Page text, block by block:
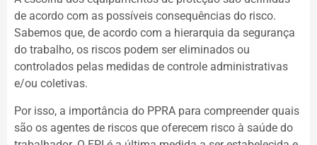
de acordo com as possíveis consequências do risco.
Sabemos que, de acordo com a hierarquia da segurança
do trabalho, os riscos podem ser eliminados ou
controlados pelas medidas de controle administrativas
e/ou coletivas.
Por isso, a importância do PPRA para compreender quais
são os agentes de riscos que oferecem risco à saúde do